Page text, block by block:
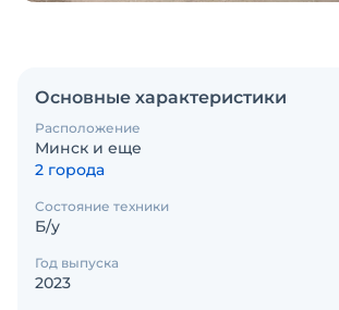
Основные характеристики
Расположение
Минск и еще
2 города
Состояние техники
Б/у
Год выпуска
2023